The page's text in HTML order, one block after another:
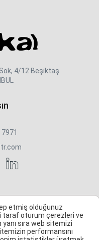
Sok, 4/12 Beşiktaş
etmiş olduğunuz
taraf oturum çerezleri ve
yanı sıra web sitemizi
performansını